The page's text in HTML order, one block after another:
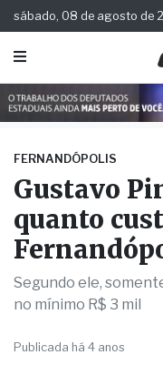
sábado, 08 de agosto de
FERNANDÓPOLIS
Gustavo
quanto
Segundo ele,
no mínimo R$ 3 mil
Publicada há 4 anos